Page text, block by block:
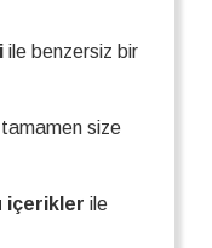
ile benzersiz bir
size
içerikler ile